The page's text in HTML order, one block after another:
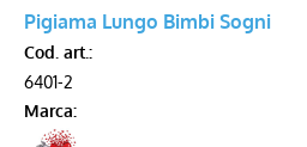
Pigiama Lungo Bimbi Sogni
Cod. art.:
6401-2
Marca: